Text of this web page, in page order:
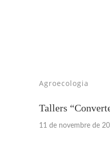
Agroecologia
Tallers
11 de novembre de